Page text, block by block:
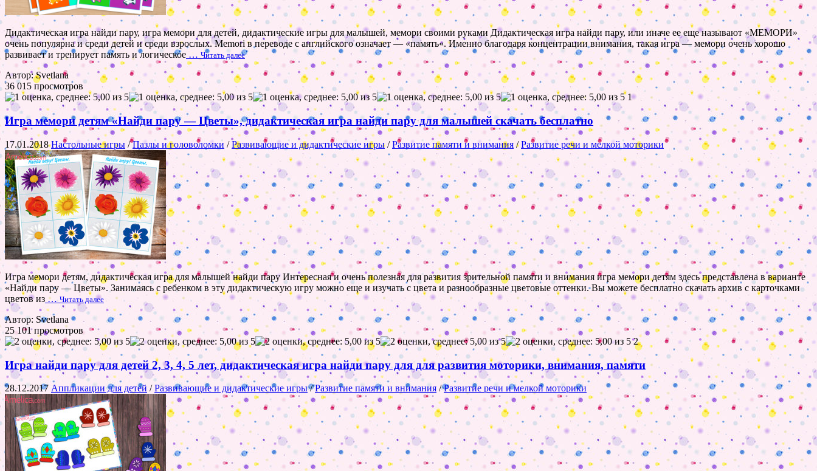
Дидактическая игра найди пару, игра мемори для детей, дидактические игры для малышей, мемори своими руками Дидактическая игра найди пару, или иначе ее еще называют «МЕМОРИ»
очень популярна и среди детей и среди взрослых. Memori в переводе с английского означает — «память«. Именно благодаря концентрации внимания, такая игра — мемори очень хорошо
развивает и тренирует память и логическое … Читать далее
Автор: Svetlana
36 015 просмотров
1
Игра мемори детям «Найди пару — Цветы», дидактическая игра найди пару для малышей скачать бесплатно
17.01.2018Настольные игры /Пазлы и головоломки /Развивающие и дидактические игры/Развитие памяти и внимания /Развитие речи и мелкой моторики
Игра мемори детям, дидактическая игра для малышей найди пару Интересная и очень полезная для развития зрительной памяти и внимания игра мемори детям здесь представлена в варианте
«Найди пару — Цветы». Занимаясь с ребенком в эту дидактическую игру можно еще и изучать с цвета и разнообразные цветовые оттенки. Вы можете бесплатно скачать архив с карточками
цветов из …Читать далее
Автор: Svetlana
25 101 просмотров
2
Игра найди пару для детей 2, 3, 4, 5 лет, дидактическая игра найди пару для для развития моторики, внимания, памяти
28.12.2017 Аппликации для детей /Развивающие и дидактические игры/Развитие памяти и внимания /Развитие речи и мелкой моторики